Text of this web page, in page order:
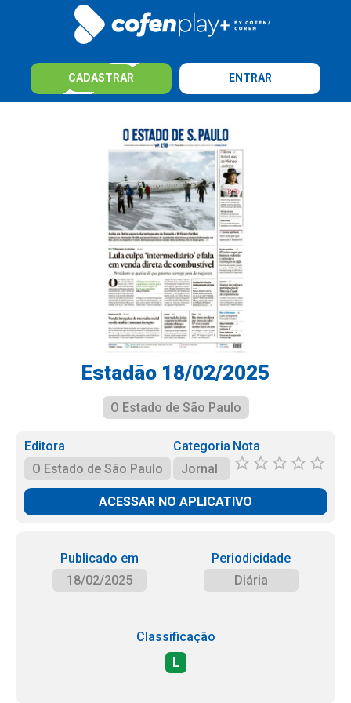
CADASTRAR ENTRAR
Estadão 18/02/2025
O Estado de São Paulo
Editora
O Estado de São Paulo
Categoria
Jornal
Nota
ACESSAR NO APLICATIVO
Publicado em
18/02/2025
Periodicidade
Diária
Classificação
L